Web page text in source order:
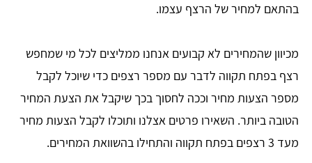
בהתאם למחיר של הרצף עצמו.
מכיוון שהמחירים לא קבועים אנחנו ממליצים לכל מי שמחפש
רצף בפתח תקווה לדבר עם מספר רצפים כדי שיוכל לקבל
מספר הצעות מחיר וככה לחסוך בכך שיקבל את הצעת המחיר
הטובה ביותר. השאירו פרטים אצלנו ותוכלו לקבל הצעות מחיר
מעד 3 רצפים בפתח תקווה והתחילו בהשוואת המחירים.